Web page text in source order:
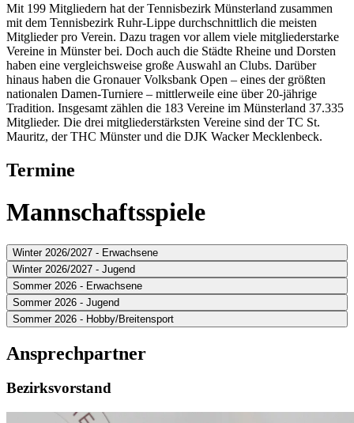
Mit 199 Mitgliedern hat der Tennisbezirk Münsterland zusammen
mit dem Tennisbezirk Ruhr-Lippe durchschnittlich die meisten
Mitglieder pro Verein. Dazu tragen vor allem viele mitgliederstarke
Vereine in Münster bei. Doch auch die Städte Rheine und Dorsten
haben eine vergleichsweise große Auswahl an Clubs. Darüber
hinaus haben die Gronauer Volksbank Open – eines der größten
nationalen Damen-Turniere – mittlerweile eine über 20-jährige
Tradition. Insgesamt zählen die 183 Vereine im Münsterland 37.335
Mitglieder. Die drei mitgliederstärksten Vereine sind der TC St.
Mauritz, der THC Münster und die DJK Wacker Mecklenbeck.
Termine
Mannschaftsspiele
Winter 2026/2027 - Erwachsene
Winter 2026/2027 - Jugend
Sommer 2026 - Erwachsene
Sommer 2026 - Jugend
Sommer 2026 - Hobby/Breitensport
Ansprechpartner
Bezirksvorstand